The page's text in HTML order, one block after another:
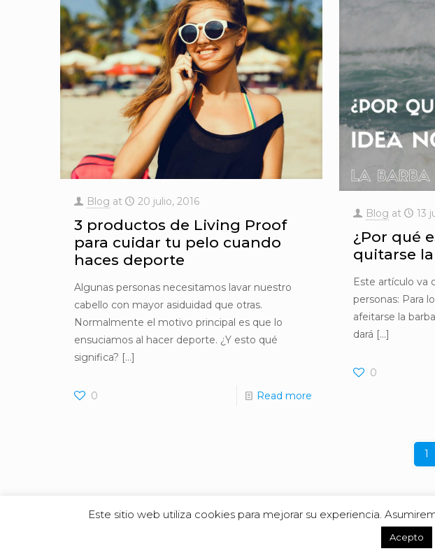
Blog at 20 julio, 2016
3 productos de Living Proof
para cuidar tu pelo cuando
haces deporte
Algunas personas necesitamos lavar nuestro
cabello con mayor asiduidad que otras.
Normalmente el motivo principal es que lo
ensuciamos al hacer deporte. ¿Y esto qué
significa? […]
0 Read more
Blog at 13
¿Por qué
quitarse
Este artículo va
personas: Para
afeitarse la
dará […]
0
1
Este sitio web utiliza cookies para mejorar su experiencia.
Acepto